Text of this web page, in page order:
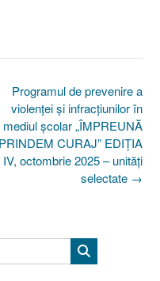
Programul de prevenire a
violenței și infracțiunilor în
mediul școlar „ÎMPREUNĂ
PRINDEM CURAJ” EDIȚIA
IV, octombrie 2025 – unități
selectate →